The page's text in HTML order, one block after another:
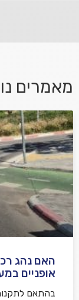
אני מאשר/ת
למדיניות
מאמרים
האם נהג
אופניים
בהתאם